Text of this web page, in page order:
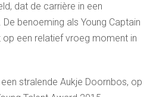
dat de carrière in een
benoeming als Young Captain
op een relatief vroeg moment in
stralende Aukje Doornbos, op